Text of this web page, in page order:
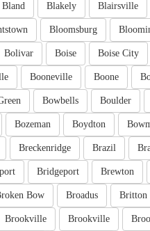
Blairsville
Blakely
Bland
Bloomsburg
Boise City
Boise
Bolivar
Boone
Booneville
Boulder
Bowbells
Boydton
Bozeman
Brazil
Breckenridge
Brewton
Bridgeport
Britton
Broadus
Bow
Brookville
Brookville